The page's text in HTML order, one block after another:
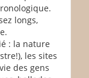
longs,
: la nature
les sites
des gens